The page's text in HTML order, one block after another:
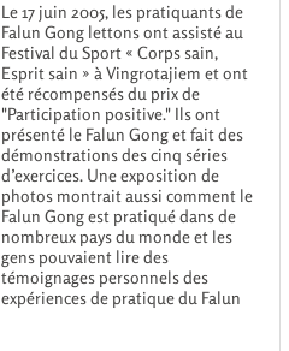
Le 17 juin 2005, les pratiquants de
Falun Gong lettons ont assisté au
Festival du Sport « Corps sain,
Esprit sain » à Vingrotajiem et ont
été récompensés du prix de
"Participation positive." Ils ont
présenté le Falun Gong et fait des
démonstrations des cinq séries
d’exercices. Une exposition de
photos montrait aussi comment le
Falun Gong est pratiqué dans de
nombreux pays du monde et les
gens pouvaient lire des
témoignages personnels des
expériences de pratique du Falun